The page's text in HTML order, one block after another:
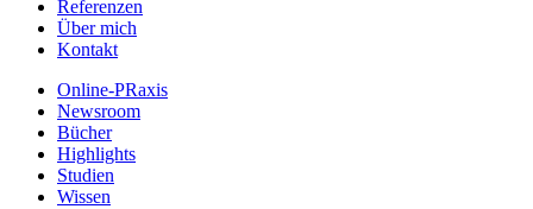
Referenzen
Über mich
Kontakt
Online-PRaxis
Newsroom
Bücher
Highlights
Studien
Wissen